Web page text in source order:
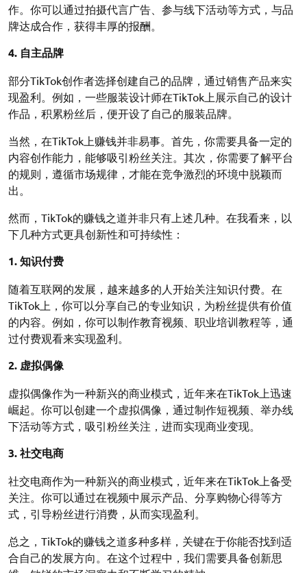
作。你可以通过拍摄代言广告、参与线下活动等方式，与品
牌达成合作，获得丰厚的报酬。
4. 自主品牌
部分TikTok创作者选择创建自己的品牌，通过销售产品来实
现盈利。例如，一些服装设计师在TikTok上展示自己的设计
作品，积累粉丝后，便开设了自己的服装品牌。
当然，在TikTok上赚钱并非易事。首先，你需要具备一定的
内容创作能力，能够吸引粉丝关注。其次，你需要了解平台
的规则，遵循市场规律，才能在竞争激烈的环境中脱颖而
出。
然而，TikTok的赚钱之道并非只有上述几种。在我看来，以
下几种方式更具创新性和可持续性：
1. 知识付费
随着互联网的发展，越来越多的人开始关注知识付费。在
TikTok上，你可以分享自己的专业知识，为粉丝提供有价值
的内容。例如，你可以制作教育视频、职业培训教程等，通
过付费观看来实现盈利。
2. 虚拟偶像
虚拟偶像作为一种新兴的商业模式，近年来在TikTok上迅速
崛起。你可以创建一个虚拟偶像，通过制作短视频、举办线
下活动等方式，吸引粉丝关注，进而实现商业变现。
3. 社交电商
社交电商作为一种新兴的商业模式，近年来在TikTok上备受
关注。你可以通过在视频中展示产品、分享购物心得等方
式，引导粉丝进行消费，从而实现盈利。
总之，TikTok的赚钱之道多种多样，关键在于你能否找到适
合自己的发展方向。在这个过程中，我们需要具备创新思